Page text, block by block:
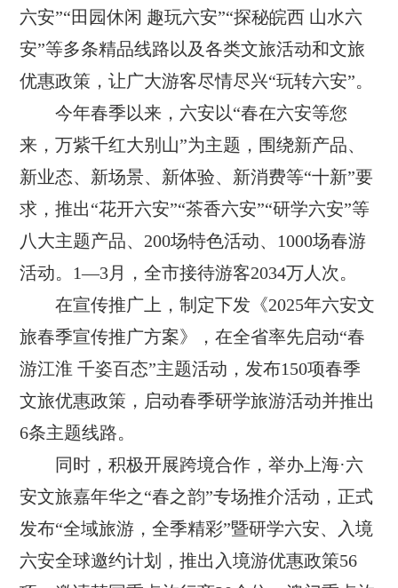
六安”“田园休闲 趣玩六安”“探秘皖西 山水六
安”等多条精品线路以及各类文旅活动和文旅
优惠政策，让广大游客尽情尽兴“玩转六安”。
今年春季以来，六安以“春在六安等您
来，万紫千红大别山”为主题，围绕新产品、
新业态、新场景、新体验、新消费等“十新”要
求，推出“花开六安”“茶香六安”“研学六安”等
八大主题产品、200场特色活动、1000场春游
活动。1—3月，全市接待游客2034万人次。
在宣传推广上，制定下发《2025年六安文
旅春季宣传推广方案》，在全省率先启动“春
游江淮 千姿百态”主题活动，发布150项春季
文旅优惠政策，启动春季研学旅游活动并推出
6条主题线路。
同时，积极开展跨境合作，举办上海·六
安文旅嘉年华之“春之韵”专场推介活动，正式
发布“全域旅游，全季精彩”暨研学六安、入境
六安全球邀约计划，推出入境游优惠政策56